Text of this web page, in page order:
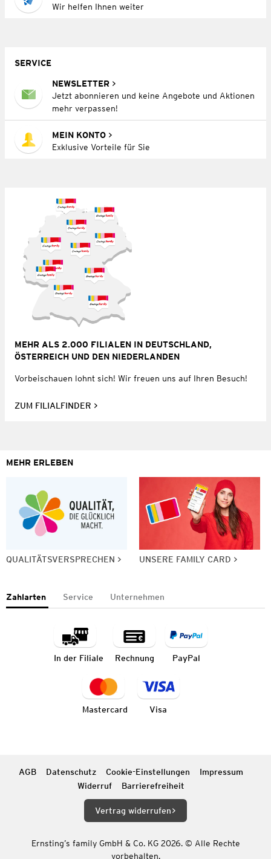
Wir helfen Ihnen weiter
SERVICE
NEWSLETTER
Jetzt abonnieren und keine Angebote und Aktionen
mehr verpassen!
MEIN KONTO
Exklusive Vorteile für Sie
MEHR ALS 2.000 FILIALEN IN DEUTSCHLAND,
ÖSTERREICH UND DEN NIEDERLANDEN
Vorbeischauen lohnt sich! Wir freuen uns auf Ihren Besuch!
ZUM FILIALFINDER
MEHR ERLEBEN
QUALITÄTSVERSPRECHEN UNSERE FAMILY CARD
Zahlarten Service Unternehmen
In der Filiale Rechnung PayPal
Mastercard Visa
AGB Datenschutz Cookie-Einstellungen
Impressum
Widerruf
Barrierefreiheit
Vertrag widerrufen
Ernsting’s family GmbH & Co. KG 2026. © Alle Rechte
vorbehalten.